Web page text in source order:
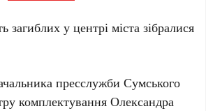
загиблих у центрі міста зібралися
пресслужби Сумського
комплектування Олександра